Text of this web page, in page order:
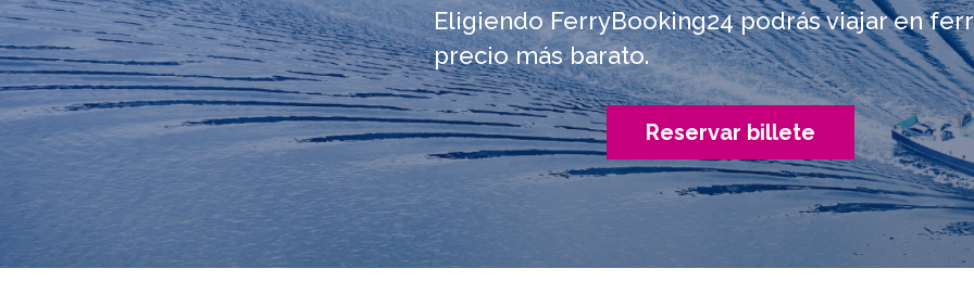
Eligiendo FerryBooking24 podrás viajar en
precio más barato.
Reservar billete